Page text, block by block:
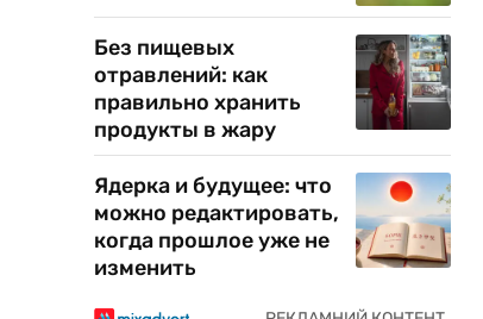
Без пищевых
отравлений: как
правильно хранить
продукты в жару
Ядерка и будущее: что
можно редактировать,
когда прошлое уже не
изменить